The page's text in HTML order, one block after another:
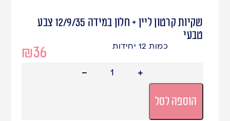
שקיות קרטון ליין + חלון במידה 12/9/35 צבע
טבעי
₪36 כמות 12 יחידות
הוספה לסל